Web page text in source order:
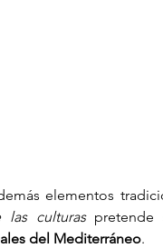
elementos
las culturas pretende
del Mediterráneo.